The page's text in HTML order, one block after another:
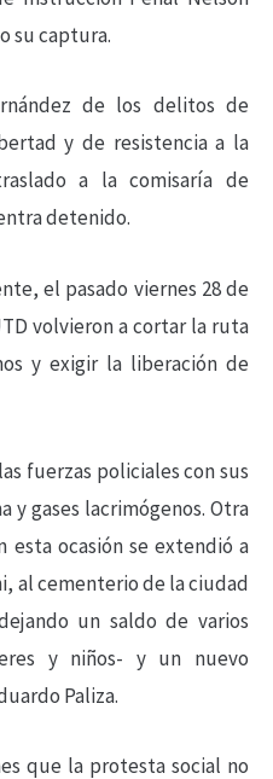
su captura.
de los delitos de
y de resistencia a la
a la comisaría de
detenido.
el pasado viernes 28 de
volvieron a cortar la ruta
y exigir la liberación de
fuerzas policiales con sus
y gases lacrimógenos. Otra
esta ocasión se extendió a
al cementerio de la ciudad
un saldo de varios
y niños- y un nuevo
Paliza.
que la protesta social no